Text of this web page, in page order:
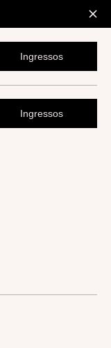
Ingressos
Ingressos